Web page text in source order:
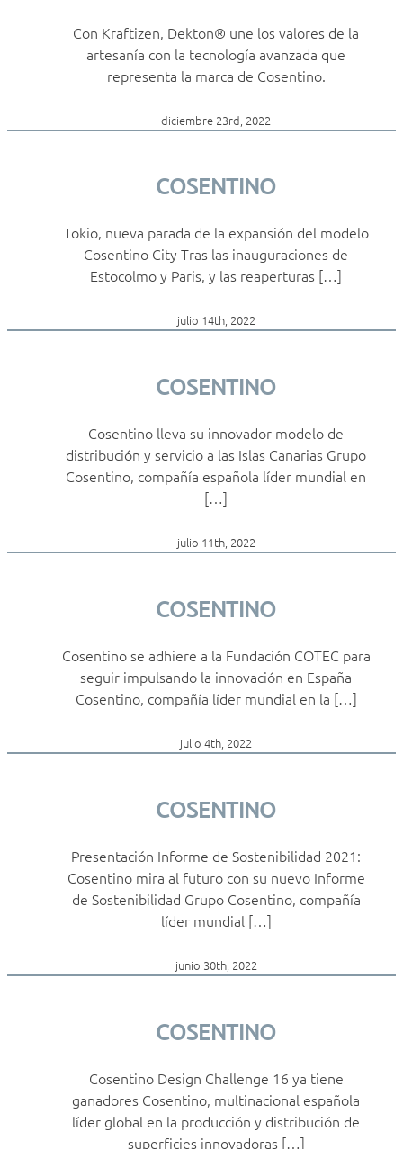
Con Kraftizen, Dekton® une los valores de la
artesanía con la tecnología avanzada que
representa la marca de Cosentino.
diciembre 23rd, 2022
COSENTINO
Tokio, nueva parada de la expansión del modelo
Cosentino City Tras las inauguraciones de
Estocolmo y Paris, y las reaperturas […]
julio 14th, 2022
COSENTINO
Cosentino lleva su innovador modelo de
distribución y servicio a las Islas Canarias Grupo
Cosentino, compañía española líder mundial en
[…]
julio 11th, 2022
COSENTINO
Cosentino se adhiere a la Fundación COTEC para
seguir impulsando la innovación en España
Cosentino, compañía líder mundial en la […]
julio 4th, 2022
COSENTINO
Presentación Informe de Sostenibilidad 2021:
Cosentino mira al futuro con su nuevo Informe
de Sostenibilidad Grupo Cosentino, compañía
líder mundial […]
junio 30th, 2022
COSENTINO
Cosentino Design Challenge 16 ya tiene
ganadores Cosentino, multinacional española
líder global en la producción y distribución de
superficies innovadoras […]